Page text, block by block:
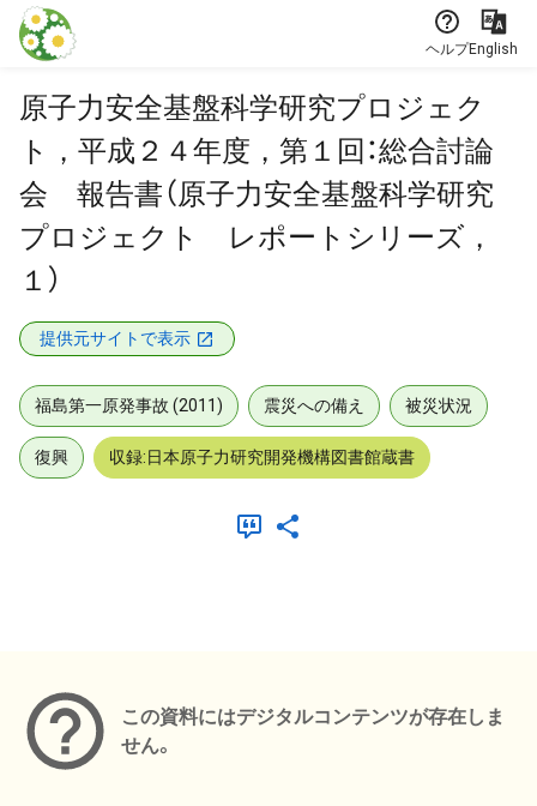
本文に飛ぶ
ヘルプEnglish
原子力安全基盤科学研究プロジェク
ト，平成２４年度，第１回：総合討論
会 報告書（原子力安全基盤科学研究
プロジェクト レポートシリーズ，
１）
提供元サイトで表示
福島第一原発事故 (2011) 震災への備え 被災状況
復興 収録:日本原子力研究開発機構図書館蔵書
この資料にはデジタルコンテンツが存在しま
せん。